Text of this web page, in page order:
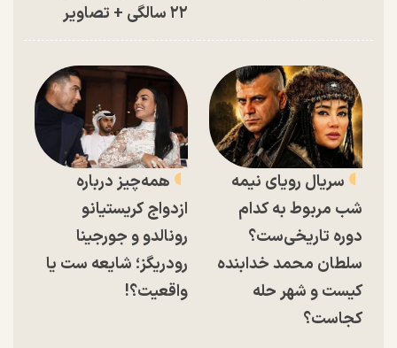
۲۲ سالگی + تصاویر
سریال رویای نیمه
شب مربوط به کدام
دوره تاریخی‌ست؟
سلطان محمد خدابنده
کیست و شهر حله
کجاست؟
همه‌چیز درباره
ازدواج کریستیانو
رونالدو و جورجینا
رودریگز؛ شایعه ست یا
واقعیت؟!